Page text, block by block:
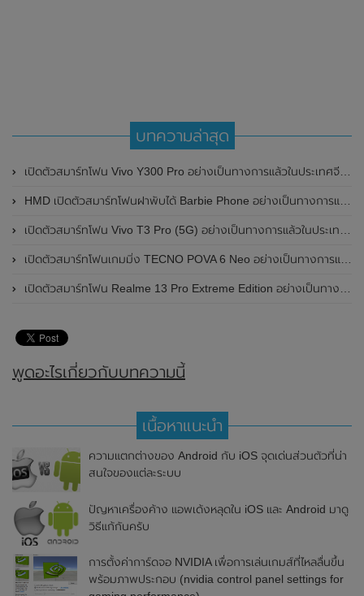
บทความล่าสุด
เปิดตัวสมาร์ทโฟน Vivo Y300 Pro อย่างเป็นทางการแล้วในประเทศจีน มาพร้อมดีไซน์พรีเมี่ยม ทนทาน และแบตเตอรี่สุดอึดขนาดใหญ่ 6,500mAh พร้อมรองรับการชาร์จไว 80W
HMD เปิดตัวสมาร์ทโฟนฝาพับได้ Barbie Phone อย่างเป็นทางการแล้ว มาพร้อมธีมสีชมพูสดใส
เปิดตัวสมาร์ทโฟน Vivo T3 Pro (5G) อย่างเป็นทางการแล้วในประเทศอินเดีย
เปิดตัวสมาร์ทโฟนเกมมิ่ง TECNO POVA 6 Neo อย่างเป็นทางการแล้วในประเทศไทย ในราคา 8,499 บาท
เปิดตัวสมาร์ทโฟน Realme 13 Pro Extreme Edition อย่างเป็นทางการแล้วในประเทศจีน
พูดอะไรเกี่ยวกับบทความนี้
เนื้อหาแนะนำ
ความแตกต่างของ Android กับ iOS จุดเด่นส่วนตัวที่น่า
สนใจของแต่ละระบบ
ปัญหาเครื่องค้าง แอพเด้งหลุดใน iOS และ Android มาดู
วิธีแก้กันครับ
การตั้งค่าการ์ดจอ NVIDIA เพื่อการเล่นเกมส์ที่ไหลลื่นขึ้น
พร้อมภาพประกอบ (nvidia control panel settings for